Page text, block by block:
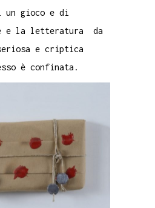
un gioco e di
e la letteratura da
e criptica
è confinata.